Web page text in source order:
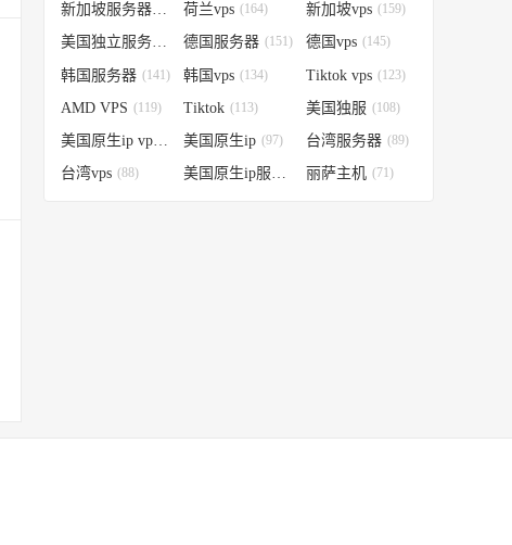
新加坡服务器(179)荷兰vps (164) 新加坡vps (159)
美国独立服务器 (151)
德国服务器 (151) 德国vps (145)
韩国服务器 (141) 韩国vps (134) Tiktok vps (123)
AMD VPS (119) Tiktok (113) 美国独服 (108)
(98)美国原生ip (97) 台湾服务器 (89)
台湾vps (88) 美国原生ip服务器 (74)
丽萨主机 (71)